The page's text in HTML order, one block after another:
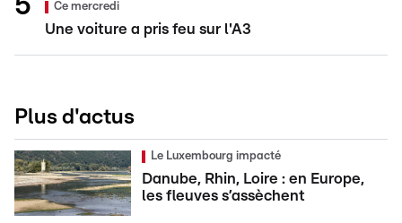
Ce mercredi
Une voiture a pris feu sur l'A3
Plus d'actus
Le Luxembourg impacté
Danube, Rhin, Loire : en Europe,
les fleuves s’assèchent